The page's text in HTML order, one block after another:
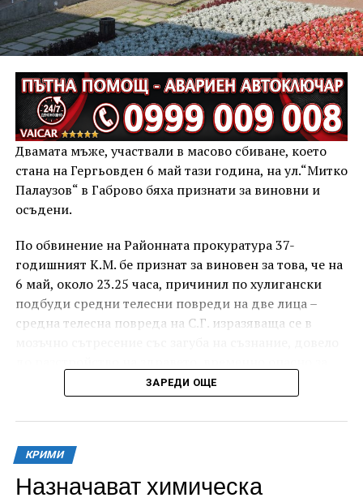
Двамата мъже, участвали в масово сбиване, което
стана на Гергьовден 6 май тази година, на ул.“Митко
Палаузов“ в Габрово бяха признати за виновни и
осъдени.
По обвинение на Районната прокуратура 37-
годишният К.М. бе признат за виновен за това, че на
6 май, около 23.25 часа, причинил по хулигански
подбуди средни телесни повреди на две лица –
средна телесна повреда на С.Г. изразяваща се в
живота, и лека телесна повреда на Х.С., която бе с
порезна рана на петия пръст на дясната ръка,
довела до разстройство на здравето, неопасно за
За извършеното престъпление 37-годишният бе
осъден с наложено наказание 1 година и 8 месеца
ЗАРЕДИ ОЩЕ
КРИМИ
Назначават химическа